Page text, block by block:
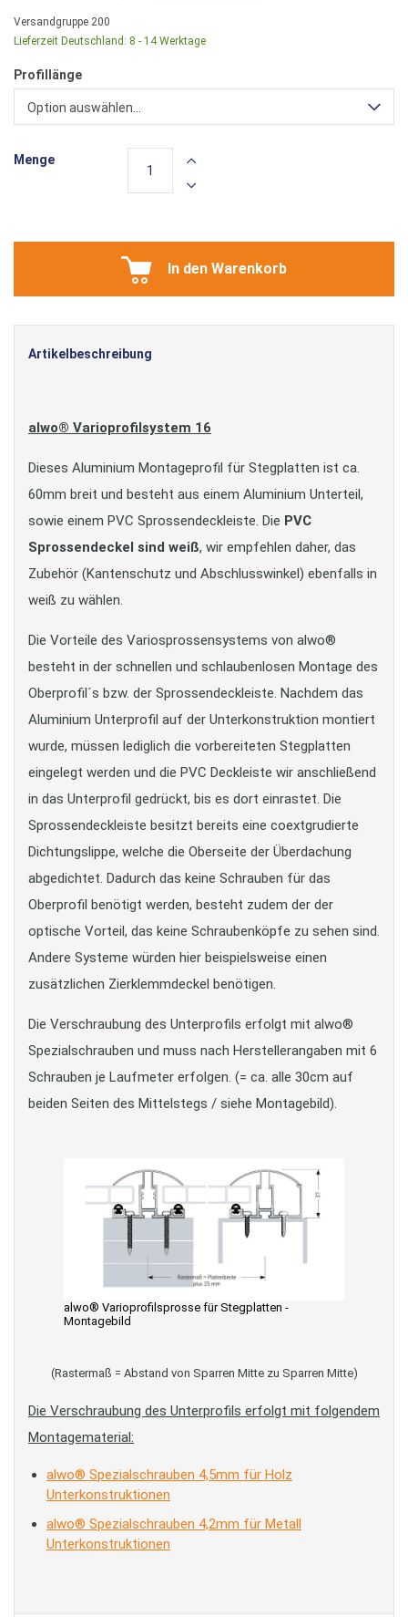
Versandgruppe 200
Lieferzeit Deutschland: 8 - 14 Werktage
Profillänge
Option auswählen...
Menge
In den Warenkorb
Artikelbeschreibung
alwo® Varioprofilsystem 16
Dieses Aluminium Montageprofil für Stegplatten ist ca.
60mm breit und besteht aus einem Aluminium Unterteil,
sowie einem PVC Sprossendeckleiste. Die PVC
Sprossendeckel sind weiß, wir empfehlen daher, das
Zubehör (Kantenschutz und Abschlusswinkel) ebenfalls in
weiß zu wählen.
Die Vorteile des Variosprossensystems von alwo®
besteht in der schnellen und schlaubenlosen Montage des
Oberprofil´s bzw. der Sprossendeckleiste. Nachdem das
Aluminium Unterprofil auf der Unterkonstruktion montiert
wurde, müssen lediglich die vorbereiteten Stegplatten
eingelegt werden und die PVC Deckleiste wir anschließend
in das Unterprofil gedrückt, bis es dort einrastet. Die
Sprossendeckleiste besitzt bereits eine coextgrudierte
Dichtungslippe, welche die Oberseite der Überdachung
abgedichtet. Dadurch das keine Schrauben für das
Oberprofil benötigt werden, besteht zudem der der
optische Vorteil, das keine Schraubenköpfe zu sehen sind.
Andere Systeme würden hier beispielsweise einen
zusätzlichen Zierklemmdeckel benötigen.
Die Verschraubung des Unterprofils erfolgt mit alwo®
Spezialschrauben und muss nach Herstellerangaben mit 6
Schrauben je Laufmeter erfolgen. (= ca. alle 30cm auf
beiden Seiten des Mittelstegs / siehe Montagebild).
alwo® Varioprofilsprosse für Stegplatten -
Montagebild
(Rastermaß = Abstand von Sparren Mitte zu Sparren Mitte)
Die Verschraubung des Unterprofils erfolgt mit folgendem
Montagematerial:
alwo® Spezialschrauben 4,5mm für Holz
Unterkonstruktionen
alwo® Spezialschrauben 4,2mm für Metall
Unterkonstruktionen